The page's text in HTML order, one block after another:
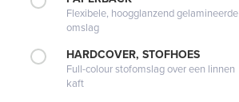
Flexibele, hoogglanzend gelamineerde
omslag
HARDCOVER, STOFHOES
Full-colour stofomslag over een linnen
kaft